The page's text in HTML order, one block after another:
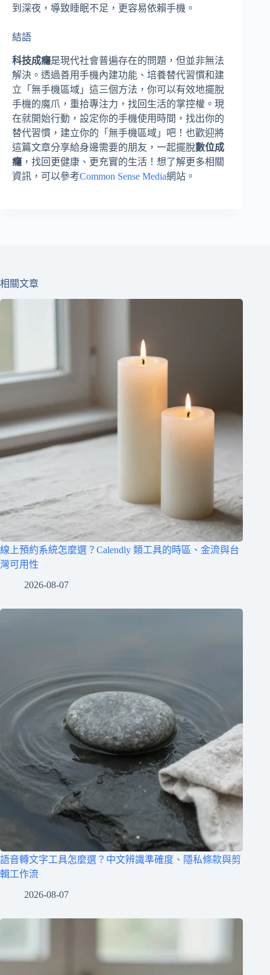
到深夜，導致睡眠不足，更容易依賴手機。
結語
科技成癮是現代社會普遍存在的問題，但並非無法
解決。透過善用手機內建功能、培養替代習慣和建
立「無手機區域」這三個方法，你可以有效地擺脫
手機的魔爪，重拾專注力，找回生活的掌控權。現
在就開始行動，設定你的手機使用時間，找出你的
替代習慣，建立你的「無手機區域」吧！也歡迎將
這篇文章分享給身邊需要的朋友，一起擺脫數位成
癮 ，找回更健康、更充實的生活！想了解更多相關
資訊，可以參考Common Sense Media網站。
相關文章
線上預約系統怎麼選？Calendly 類工具的時區、金流與台
灣可用性
2026-08-07
語音轉文字工具怎麼選？中文辨識準確度、隱私條款與剪
輯工作流
2026-08-07